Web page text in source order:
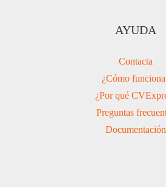
AYUDA
Contacta
¿Cómo
¿Por qué
Preguntas
Documentación